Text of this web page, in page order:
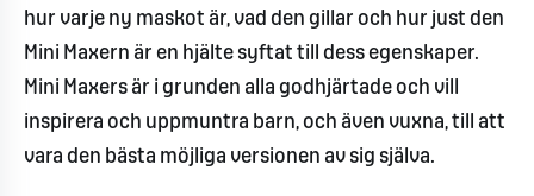
hur varje ny maskot är, vad den gillar och hur just den
Mini Maxern är en hjälte syftat till dess egenskaper.
Mini Maxers är i grunden alla godhjärtade och vill
inspirera och uppmuntra barn, och även vuxna, till att
vara den bästa möjliga versionen av sig själva.